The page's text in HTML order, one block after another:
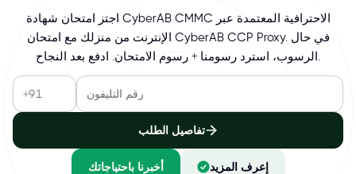
اجتز امتحان شهادة CyberAB CMMC الاحترافية المعتمدة عبر
الإنترنت من منزلك مع امتحان CyberAB CCP Proxy. في حال
الرسوب، استرد رسومنا + رسوم الامتحان. ادفع بعد النجاح.
تفاصيل الطلب
أخبرنا باحتياجاتك إعرف المزيد